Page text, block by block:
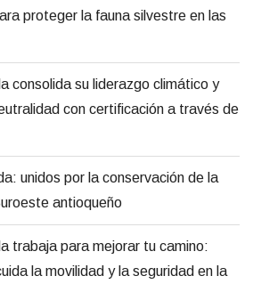
proteger la fauna silvestre en las
consolida su liderazgo climático y
con certificación a través de
unidos por la conservación de la
antioqueño
trabaja para mejorar tu camino:
la movilidad y la seguridad en la